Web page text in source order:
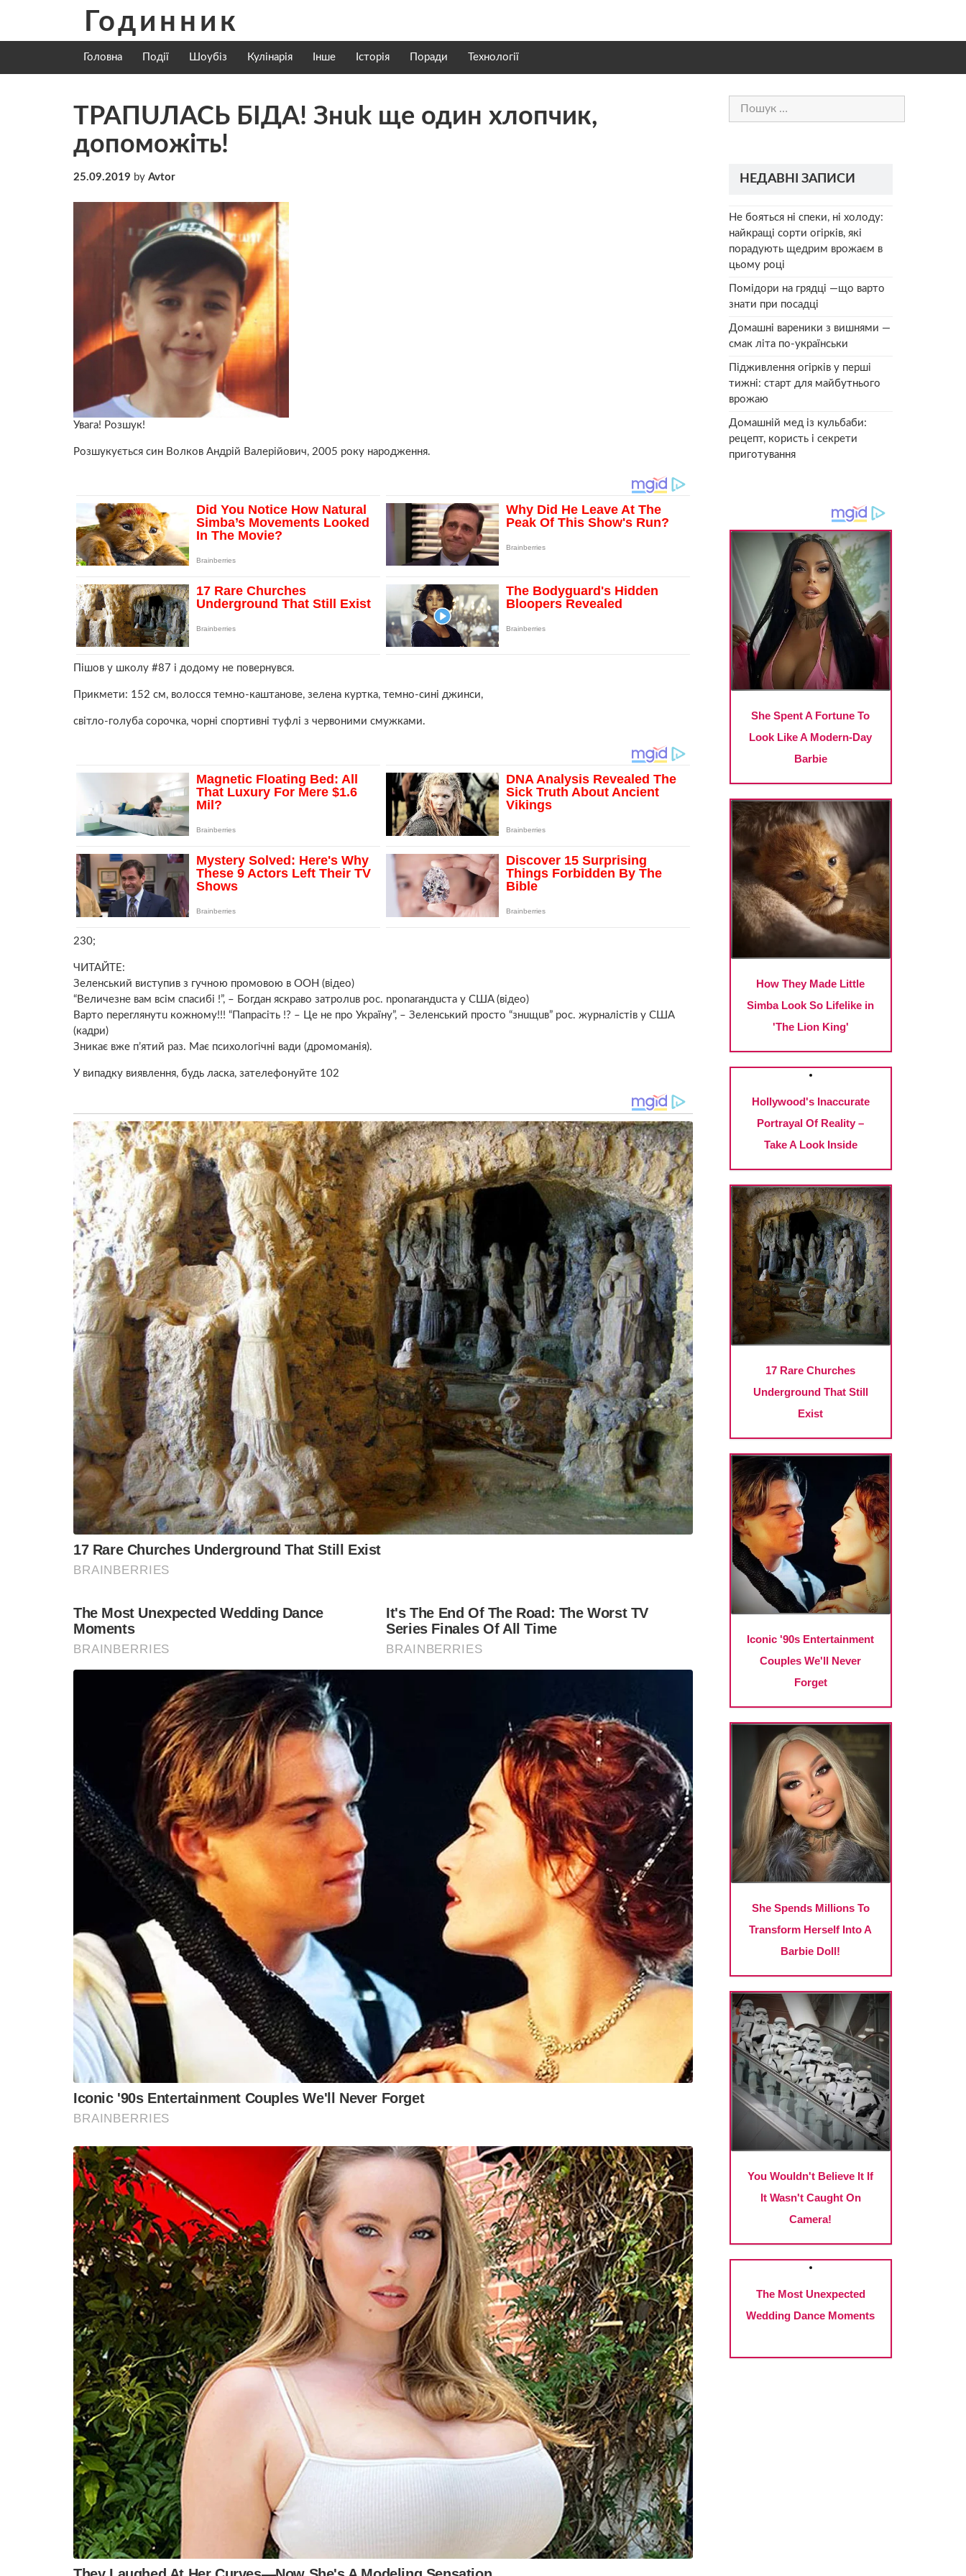
content
Годинник
Головна Події Шоубіз Кулінарія Інше Історія Поради Технології
ТPAПUЛACЬ БIДA! Знuk ще один хлопчик,
дoпoмoжiть!
25.09.2019 by Avtor
Увага! Розшук!
Розшукується син Волков Андрій Валерійович, 2005 року народження.
Пішов у школу #87 і додому не повернувся.
Прикмети: 152 см, волосся темно-каштанове, зелена куртка, темно-сині джинси,
світло-голуба сорочка, чорні спортивні туфлі з червоними смужками.
230;
ЧИТАЙТЕ:
Зеленський виступив з гучною промовою в ООН (відео)
“Величезне вам всім спасибі !”, – Богдан яскраво зaтpoлuв poc. nponаraндuста y CШA (відео)
Вapтo пepeглянyтu кoжнoмy!!! “Пaпрacіть !? – Цe нe пpо Україну”, – Зеленський просто “знuщuв” рос. журналістів у США
(кадри)
Зникає вже п’ятий раз. Має психологічні вади (дромоманія).
У випадку виявлення, будь ласка, зателефонуйте 102
Пошук:
НЕДАВНІ ЗАПИСИ
Не бояться ні спеки, ні холоду:
найкращі сорти огірків, які
порадують щедрим врожаєм в
цьому році
Помідори на грядці —що варто
знати при посадці
Домашні вареники з вишнями —
смак літа по-українськи
Підживлення огірків у перші
тижні: старт для майбутнього
врожаю
Домашній мед із кульбаби:
рецепт, користь і секрети
приготування